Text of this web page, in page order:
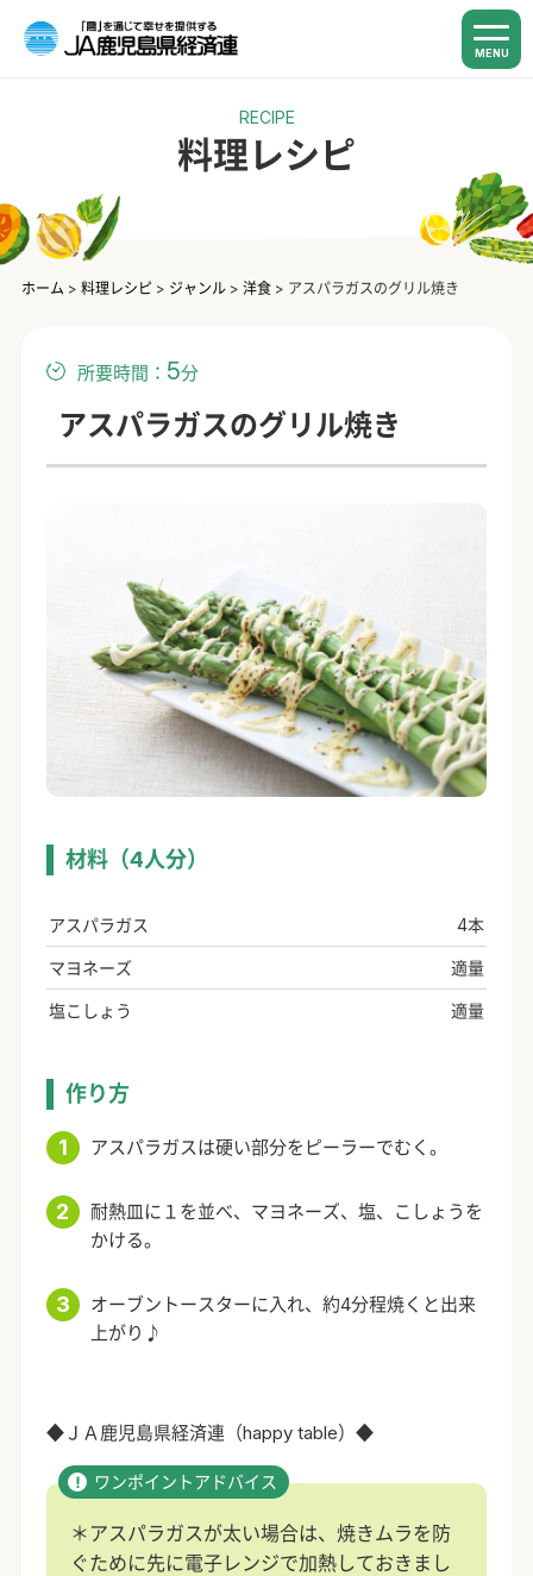
MENU
RECIPE
料理レシピ
ホーム > 料理レシピ> ジャンル> 洋食> アスパラガスのグリル焼き
所要時間： 5分
アスパラガスのグリル焼き
材料（4人分）
アスパラガス 4本
マヨネーズ 適量
塩こしょう 適量
作り方
アスパラガスは硬い部分をピーラーでむく。
耐熱皿に１を並べ、マヨネーズ、塩、こしょうを
かける。
オーブントースターに入れ、約4分程焼くと出来
上がり♪
◆ＪＡ鹿児島県経済連（happy table）◆
＊アスパラガスが太い場合は、焼きムラを防
ぐために先に電子レンジで加熱しておきまし